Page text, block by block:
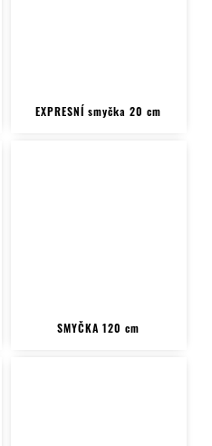
EXPRESNÍ smyčka 20 cm
SMYČKA 120 cm